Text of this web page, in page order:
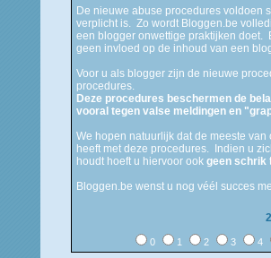
De nieuwe abuse procedures voldoen
verplicht is. Zo wordt Bloggen.be
een blogger onwettige praktijken doet.
geen invloed op de inhoud van een
Voor u als blogger zijn de nieuwe
procedures.
Deze procedures beschermen de
vooral tegen valse meldingen en
We hopen natuurlijk dat de meeste
heeft met deze procedures. Indien u
houdt hoeft u hiervoor ook geen schrik
Bloggen.be wenst u nog véél succes
0 1 2 3 4